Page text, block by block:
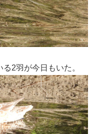
る2羽が今日もいた。